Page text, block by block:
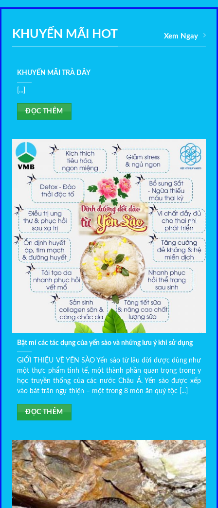
KHUYẾN MÃI HOT Xem Ngay
KHUYẾN MÃI TRÀ DÂY
[...]
ĐỌC THÊM
Bật mí các tác dụng của yến sào và những lưu ý khi sử dụng
GIỚI THIỆU VỀ YẾN SÀO Yến sào từ lâu đời được dùng như
một thực phẩm tinh tế, một thành phần quan trọng trong y
học truyền thống của các nước Châu Á. Yến sào được xếp
vào bát trân ngự thiện – một trong 8 món ăn quý tộc [...]
ĐỌC THÊM